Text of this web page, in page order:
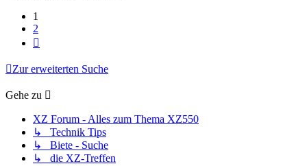
1
2
Zur erweiterten Suche
Gehe zu
XZ Forum - Alles zum Thema XZ550
↳ Technik Tips
↳ Biete - Suche
↳ die XZ-Treffen